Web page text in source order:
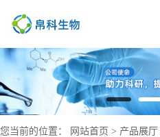
您当前的位置： 网站首页 > 产品展厅